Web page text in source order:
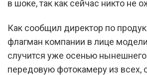
в шоке, так как сейчас никто не
Как сообщил директор по
флагман компании в лице
случится уже осенью
передовую фотокамеру из